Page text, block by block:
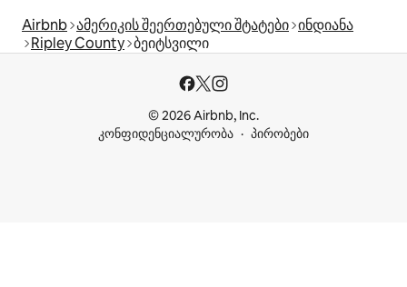
Airbnb ამერიკის შეერთებული შტატები ინდიანა
Ripley County ბეიტსვილი
© 2026 Airbnb, Inc.
კონფიდენციალურობა
პირობები